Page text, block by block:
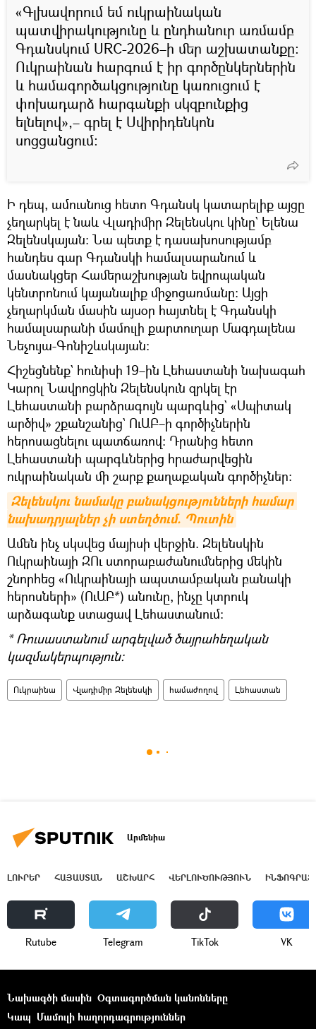
«Գլխավորում եմ ուկրաինական
պատվիրակությունը և ընդհանուր առմամբ
Գդանսկում URC-2026–ի մեր աշխատանքը։
Ուկրաինան հարգում է իր գործընկերներին
և համագործակցությունը կառուցում է
փոխադարձ հարգանքի սկզբունքից
ելնելով»,– գրել է Սվիրիդենկոն
սոցցանցում։
Ի դեպ, ամուսնուց հետո Գդանսկ կատարելիք այցը
չեղարկել է նաև Վլադիմիր Զելենսկու կինը` Ելենա
Զելենսկայան։ Նա պետք է դասախոսությամբ
հանդես գար Գդանսկի համալսարանում և
մասնակցեր Համերաշխության եվրոպական
կենտրոնում կայանալիք միջոցառմանը։ Այցի
չեղարկման մասին այսօր հայտնել է Գդանսկի
համալսարանի մամուլի քարտուղար Մագդալենա
Նեչույա-Գոնիշևսկայան։
Հիշեցնենք` հունիսի 19–ին Լեհաստանի նախագահ
Կարոլ Նավրոցկին Զելենսկուն զրկել էր
Լեհաստանի բարձրագույն պարգևից` «Սպիտակ
արծիվ» շքանշանից` ՈւԱԲ–ի գործիչներին
հերոսացնելու պատճառով։ Դրանից հետո
Լեհաստանի պարգևներից հրաժարվեցին
ուկրաինական մի շարք քաղաքական գործիչներ։
Զելենսկու նամակը բանակցությունների համար
նախադրյալներ չի ստեղծում. Պուտին
Ամեն ինչ սկսվեց մայիսի վերջին. Զելենսկին
Ուկրաինայի ԶՈւ ստորաբաժանումներից մեկին
շնորհեց «Ուկրաինայի ապստամբական բանակի
հերոսների» (ՈւԱԲ*) անունը, ինչը կտրուկ
արձագանք ստացավ Լեհաստանում։
* Ռուսաստանում արգելված ծայրահեղական
կազմակերպություն։
Ուկրաինա Վլադիմիր Զելենսկի համաժողով Լեհաստան
Արմենիա
ԼՈՒՐԵՐ ՀԱՅԱՍՏԱՆ ԱՇԽԱՐՀ ՎԵՐԼՈՒԾՈՒԹՅՈՒՆ
Rutube Telegram ТikТоk VK
Նախագծի մասին Օգտագործման կանոնները
Կապ Մամուլի հաղորդագրություններ